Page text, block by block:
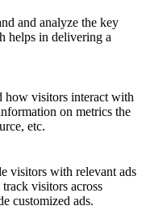
and analyze the key
helps in delivering a
how visitors interact with
on metrics the
etc.
visitors with relevant ads
visitors across
customized ads.